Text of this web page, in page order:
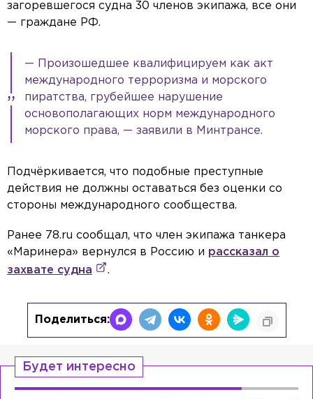
загоревшегося судна 30 членов экипажа, все они
— граждане РФ.
— Произошедшее квалифицируем как акт
международного терроризма и морского
пиратства, грубейшее нарушение
основополагающих норм международного
морского права, — заявили в Минтрансе.
Подчёркивается, что подобные преступные
действия не должны оставаться без оценки со
стороны международного сообщества.
Ранее 78.ru сообщал, что член экипажа танкера
«Маринера» вернулся в Россию и рассказал о
захвате судна
.
Поделиться:
Будет интересно